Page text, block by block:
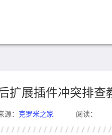
扩展插件冲突排查
源： 克罗米之家 阅读：